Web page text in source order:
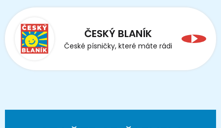
ČESKÝ BLANÍK
České písničky, které máte rádi